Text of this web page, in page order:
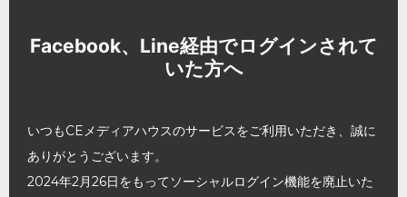
Facebook、Line経由でログインされて
いた方へ
いつもCEメディアハウスのサービスをご利用いただき、誠に
ありがとうございます。
2024年2月26日をもってソーシャルログイン機能を廃止いた